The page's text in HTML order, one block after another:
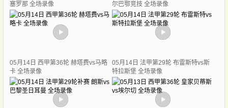
塞罗那 全场录像
尔巴鄂竞技 全场录像
05月14日 西甲第36轮 赫塔费vs马略
卡 全场录像
05月14日 法甲第29轮 布雷斯特vs斯
特拉斯堡 全场录像